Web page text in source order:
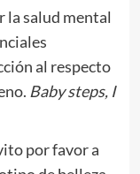
la salud mental
al respecto
Baby steps, I
por favor a